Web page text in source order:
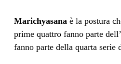
Marichyasana è la postura
prime quattro fanno parte
fanno parte della quarta serie